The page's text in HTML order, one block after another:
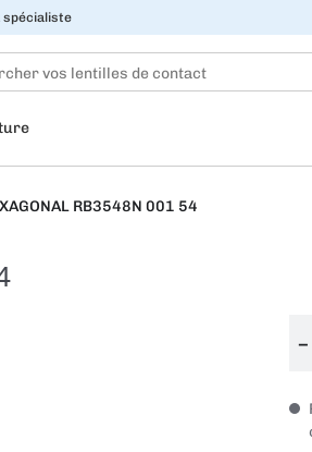
spécialiste
RB3548N 001 54
−